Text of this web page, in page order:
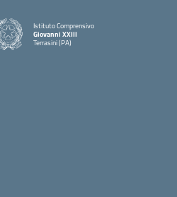
Istituto Comprensivo
Giovanni XXIII
Terrasini (PA)